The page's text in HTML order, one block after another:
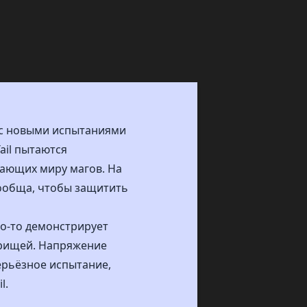
новыми испытаниями
пытаются
миру магов. На
чтобы защитить
то демонстрирует
Напряжение
испытание,